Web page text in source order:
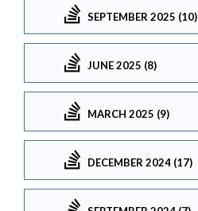
SEPTEMBER 2025 (10)
JUNE 2025 (8)
MARCH 2025 (9)
DECEMBER 2024 (17)